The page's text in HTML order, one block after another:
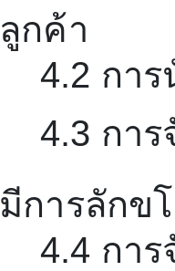
ลูกค้า
4.2 กา
4.3 กา
มีการลักข
4.4 กา